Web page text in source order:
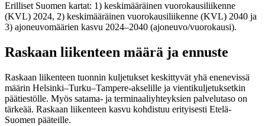
Erilliset Suomen kartat: 1) keskimääräinen vuorokausiliikenne
(KVL) 2024, 2) keskimääräinen vuorokausiliikenne (KVL) 2040 ja
3) ajoneuvomäärien kasvu 2024–2040 (ajoneuvo/vuorokausi).
Raskaan liikenteen määrä ja ennuste
Raskaan liikenteen tuonnin kuljetukset keskittyvät yhä enenevissä
määrin Helsinki–Turku–Tampere-akselille ja vientikuljetuksetkin
päätiestölle. Myös satama- ja terminaaliyhteyksien palvelutaso on
tärkeää. Raskaan liikenteen kasvu kohdistuu erityisesti Etelä-
Suomen pääteille.